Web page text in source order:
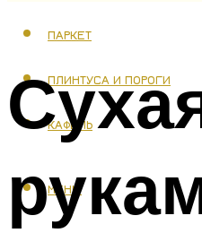
ПАРКЕТ
ПЛИНТУСА И ПОРОГИ
КАФЕЛЬ
МЕНЮ